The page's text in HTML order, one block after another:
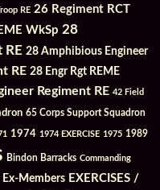
RE 26 Regiment RCT
WkSp 28
RE 28 Amphibious Engineer
RE 28 Engr Rgt REME
Regiment RE 42 Field
65 Corps Support Squadron
1974 1974 EXERCISE 1975 1989
Bindon Barracks Commanding
Ex-Members EXERCISES /